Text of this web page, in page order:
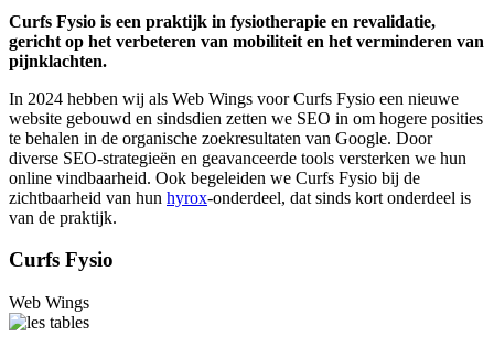
Curfs Fysio is een praktijk in fysiotherapie en revalidatie,
gericht op het verbeteren van mobiliteit en het verminderen van
pijnklachten.
In 2024 hebben wij als Web Wings voor Curfs Fysio een nieuwe
website gebouwd en sindsdien zetten we SEO in om hogere posities
te behalen in de organische zoekresultaten van Google. Door
diverse SEO-strategieën en geavanceerde tools versterken we hun
online vindbaarheid. Ook begeleiden we Curfs Fysio bij de
zichtbaarheid van hun hyrox-onderdeel, dat sinds kort onderdeel is
van de praktijk.
Curfs Fysio
Web Wings